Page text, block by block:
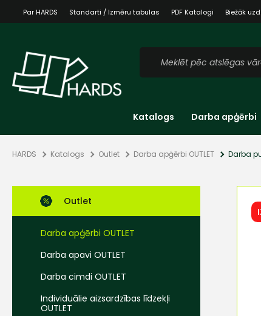
Par HARDS Standarti / Izmēru tabulas PDF Katalogi Biežāk
Katalogs Darba apģērbi
HARDS Katalogs Outlet Darba apģērbi OUTLET Darba
Outlet
Darba apģērbi OUTLET
Darba apavi OUTLET
Darba cimdi OUTLET
Individuālie aizsardzības līdzekļi
OUTLET